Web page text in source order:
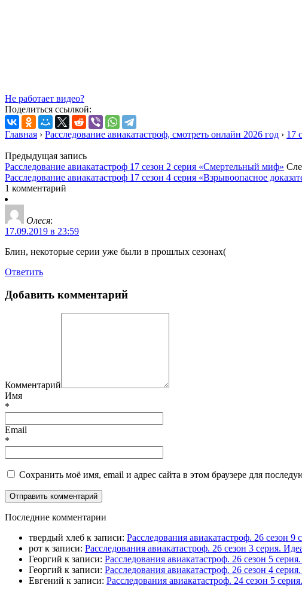
Не работает видео?
Поделиться ссылкой:
Главная › Расследование авиакатастроф, смотреть онлайн 2026 год › 17
Предыдущая запись
Расследование авиакатастроф 17 сезон 2 серия «Смертельный миф»
Расследование авиакатастроф 17 сезон 4 серия «Взрывоопасное
1 комментарий
Олеся:
17.09.2019 в 23:59
Блин, некоторые серии уже были в прошлых сезонах(
Ответить
Добавить комментарий
Комментарий
Имя
*
Email
*
Сохранить моё имя, email и адрес сайта в этом браузере для
Последние комментарии
твердый хлеб к записи: Расследования авиакатастроф. 26 сезон 9
рот к записи: Расследования авиакатастроф. 26 сезон 3 серия.
Георгий к записи: Расследования авиакатастроф. 26 сезон 5
Георгий к записи: Расследования авиакатастроф. 26 сезон 4
Евгений к записи: Расследования авиакатастроф. 24 сезон 5